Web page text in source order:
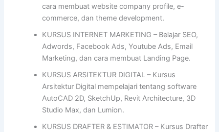
cara membuat website company profile, e-
commerce, dan theme development.
KURSUS INTERNET MARKETING – Belajar SEO,
Adwords, Facebook Ads, Youtube Ads, Email
Marketing, dan cara membuat Landing Page.
KURSUS ARSITEKTUR DIGITAL – Kursus
Arsitektur Digital mempelajari tentang software
AutoCAD 2D, SketchUp, Revit Architecture, 3D
Studio Max, dan Lumion.
KURSUS DRAFTER & ESTIMATOR – Kursus Drafter